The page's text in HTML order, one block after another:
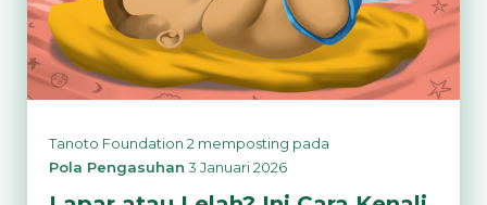
Tanoto Foundation 2 memposting pada
Pola Pengasuhan 3 Januari 2026